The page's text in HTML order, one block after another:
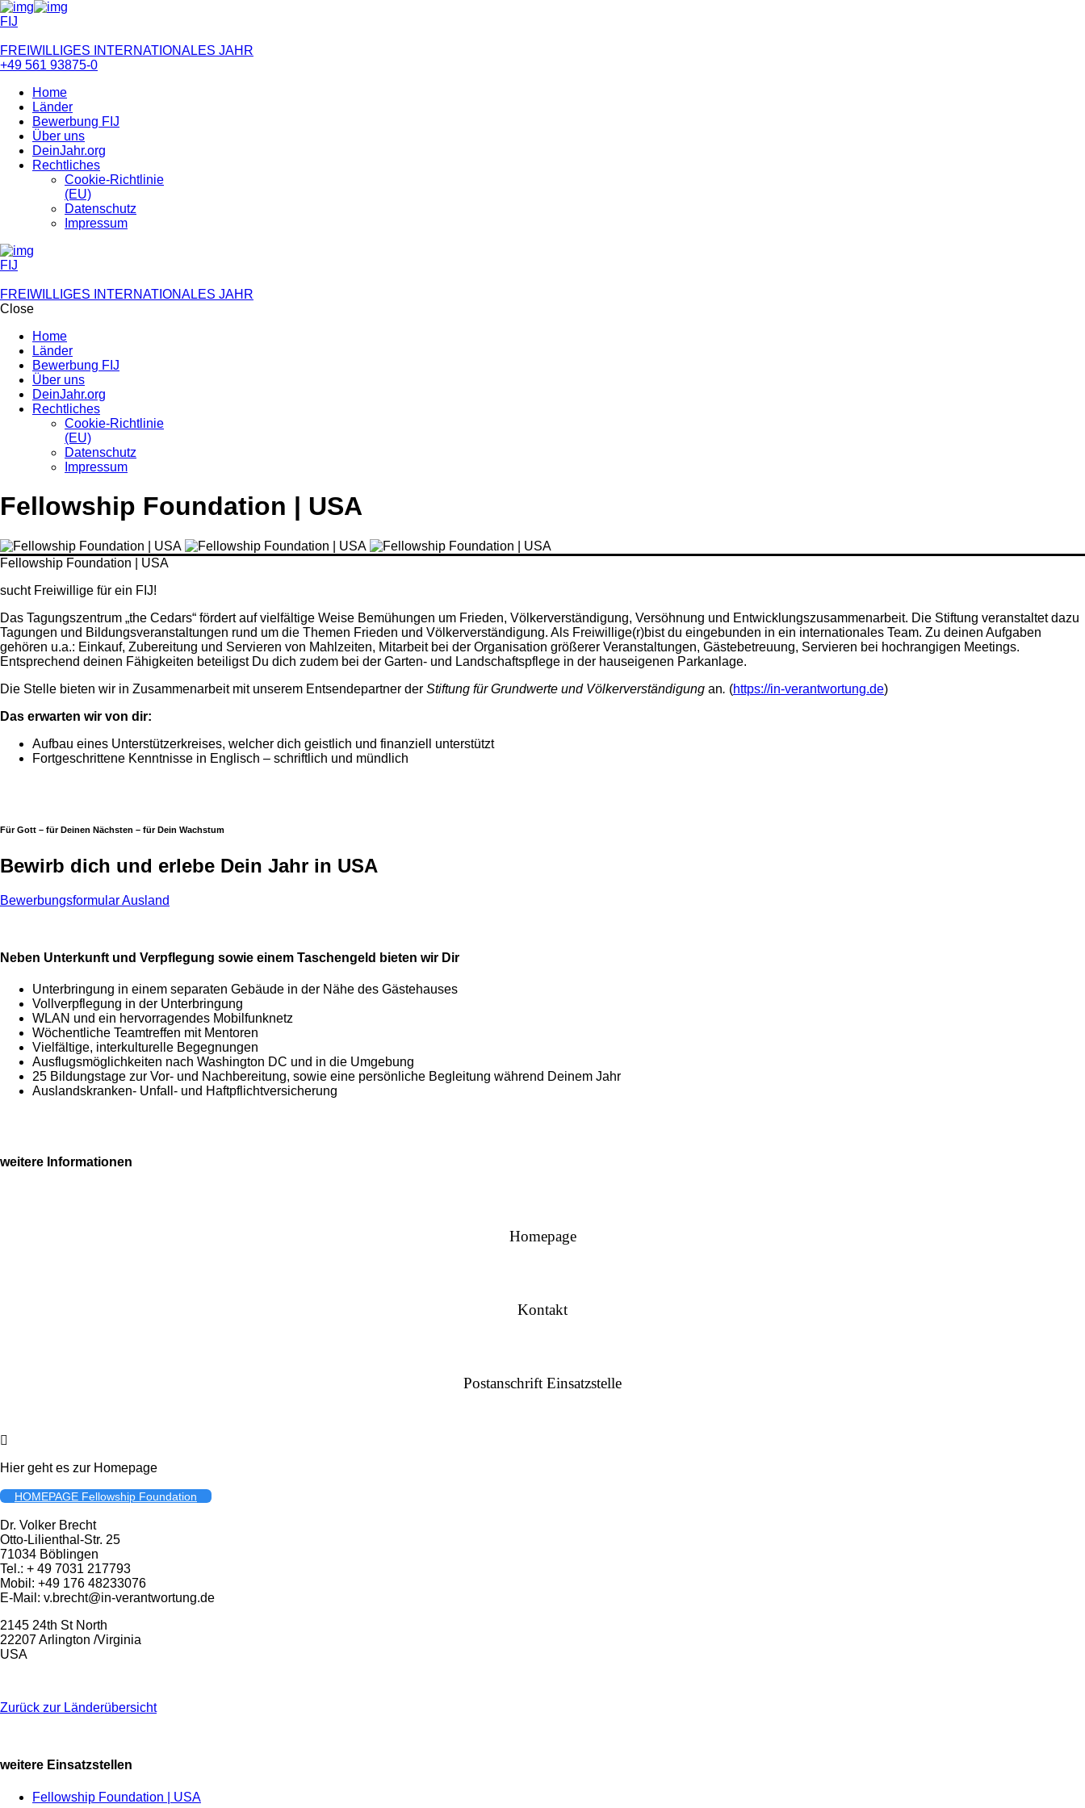
FIJ
FREIWILLIGES INTERNATIONALES JAHR
+49 561 93875-0
Home
Länder
Bewerbung FIJ
Über uns
DeinJahr.org
Rechtliches
Cookie-Richtlinie
(EU)
Datenschutz
Impressum
FIJ
FREIWILLIGES INTERNATIONALES JAHR
Close
Home
Länder
Bewerbung FIJ
Über uns
DeinJahr.org
Rechtliches
Cookie-Richtlinie
(EU)
Datenschutz
Impressum
Fellowship Foundation | USA
Fellowship Foundation | USA
sucht Freiwillige für ein FIJ!
Das Tagungszentrum „the Cedars“ fördert auf vielfältige Weise Bemühungen um Frieden, Völkerverständigung, Versöhnung und Entwicklungszusammenarbeit. Die Stiftung veranstaltet dazu
Tagungen und Bildungsveranstaltungen rund um die Themen Frieden und Völkerverständigung. Als Freiwillige(r)bist du eingebunden in ein internationales Team. Zu deinen Aufgaben
gehören u.a.: Einkauf, Zubereitung und Servieren von Mahlzeiten, Mitarbeit bei der Organisation größerer Veranstaltungen, Gästebetreuung, Servieren bei hochrangigen Meetings.
Entsprechend deinen Fähigkeiten beteiligst Du dich zudem bei der Garten- und Landschaftspflege in der hauseigenen Parkanlage.
Die Stelle bieten wir in Zusammenarbeit mit unserem Entsendepartner der Stiftung für Grundwerte und Völkerverständigung an. (https://in-verantwortung.de)
Das erwarten wir von dir:
Aufbau eines Unterstützerkreises, welcher dich geistlich und finanziell unterstützt
Fortgeschrittene Kenntnisse in Englisch – schriftlich und mündlich
Für Gott – für Deinen Nächsten – für Dein Wachstum
Bewirb dich und erlebe Dein Jahr in USA
Bewerbungsformular Ausland
Neben Unterkunft und Verpflegung sowie einem Taschengeld bieten wir Dir
Unterbringung in einem separaten Gebäude in der Nähe des Gästehauses
Vollverpflegung in der Unterbringung
WLAN und ein hervorragendes Mobilfunknetz
Wöchentliche Teamtreffen mit Mentoren
Vielfältige, interkulturelle Begegnungen
Ausflugsmöglichkeiten nach Washington DC und in die Umgebung
25 Bildungstage zur Vor- und Nachbereitung, sowie eine persönliche Begleitung während Deinem Jahr
Auslandskranken- Unfall- und Haftpflichtversicherung
weitere Informationen
Homepage
Kontakt
Postanschrift Einsatzstelle
Hier geht es zur Homepage
HOMEPAGE Fellowship Foundation
Dr. Volker Brecht
Otto-Lilienthal-Str. 25
71034 Böblingen
Tel.: + 49 7031 217793
Mobil: +49 176 48233076
E-Mail: v.brecht@in-verantwortung.de
2145 24th St North
22207 Arlington /Virginia
USA
Zurück zur Länderübersicht
weitere Einsatzstellen
Fellowship Foundation | USA